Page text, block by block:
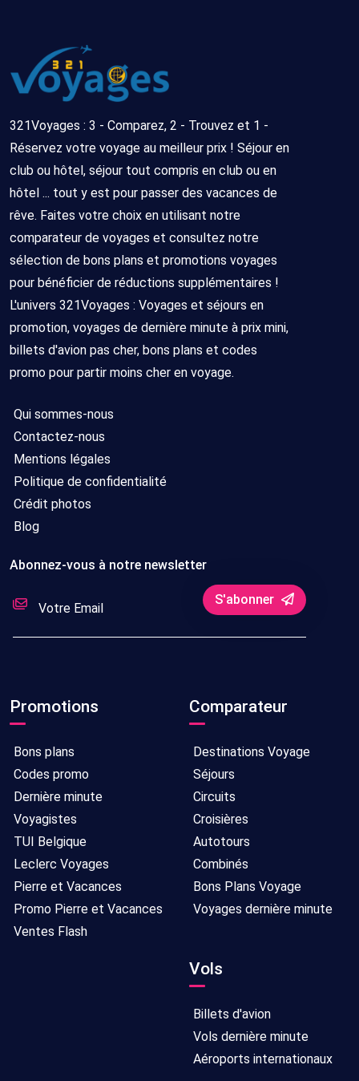
321Voyages : 3 - Comparez, 2 - Trouvez et 1 -
Réservez votre voyage au meilleur prix ! Séjour en
club ou hôtel, séjour tout compris en club ou en
hôtel ... tout y est pour passer des vacances de
rêve. Faites votre choix en utilisant notre
comparateur de voyages et consultez notre
sélection de bons plans et promotions voyages
pour bénéficier de réductions supplémentaires !
L'univers 321Voyages : Voyages et séjours en
promotion, voyages de dernière minute à prix mini,
billets d'avion pas cher, bons plans et codes
promo pour partir moins cher en voyage.
Qui sommes-nous
Contactez-nous
Mentions légales
Politique de confidentialité
Crédit photos
Blog
Abonnez-vous à notre newsletter
S'abonner
Promotions
Bons plans
Codes promo
Dernière minute
Voyagistes
TUI Belgique
Leclerc Voyages
Pierre et Vacances
Promo Pierre et Vacances
Ventes Flash
Comparateur
Destinations Voyage
Séjours
Circuits
Croisières
Autotours
Combinés
Bons Plans Voyage
Voyages dernière minute
Vols
Billets d'avion
Vols dernière minute
Aéroports internationaux